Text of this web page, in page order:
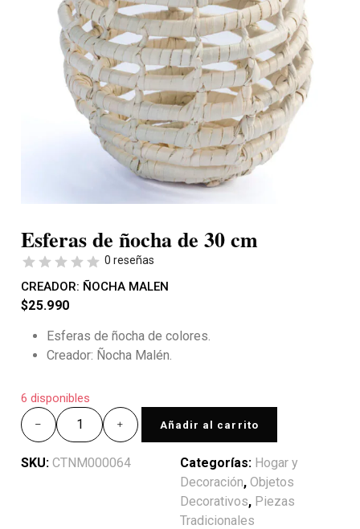
Esferas de ñocha de 30 cm
0 reseñas
CREADOR: ÑOCHA MALEN
$25.990
Esferas de ñocha de colores.
Creador: Ñocha Malén.
6 disponibles
Añadir al carrito
SKU: CTNM000064 Categorías: Hogar y
Decoración, Objetos
Decorativos, Piezas
Tradicionales